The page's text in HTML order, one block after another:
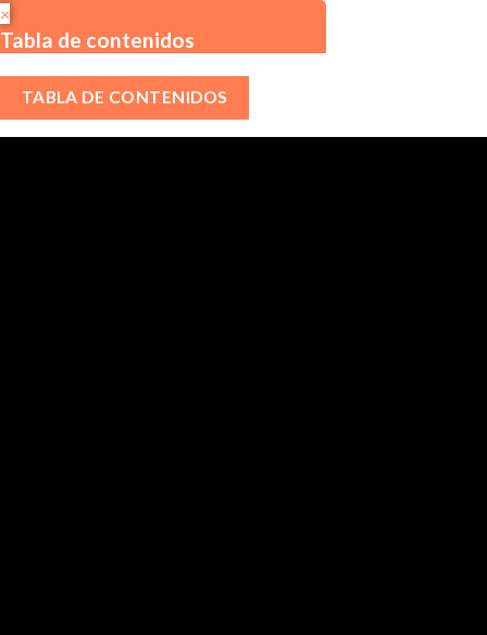
×
Tabla de contenidos
TABLA DE CONTENIDOS